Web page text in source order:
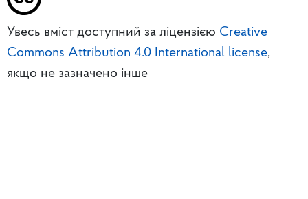
Увесь вміст доступний за ліцензією Creative
Commons Attribution 4.0 International license,
якщо не зазначено інше